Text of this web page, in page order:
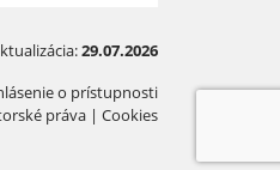
29.07.2026
o prístupnosti
práva | Cookies